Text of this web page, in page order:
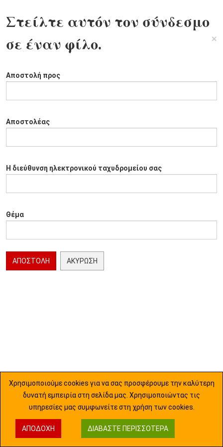
Στείλτε αυτόν τον σύνδεσμο
σε έναν φίλο.
×
Αποστολή προς
Αποστολέας
Η διεύθυνση ηλεκτρονικού ταχυδρομείου σας
Θέμα
ΑΠΟΣΤΟΛΉ ΑΚΎΡΩΣΗ
Χρησιμοποιούμε cookies για να σας προσφέρουμε την καλύτερη
δυνατή εμπειρία στη σελίδα μας. Χρησιμοποιώντας τις
υπηρεσίες μας συμφωνείτε στη χρήση των cookies.
ΑΠΟΔΟΧΉ ΔΙΑΒΆΣΤΕ ΠΕΡΙΣΣΌΤΕΡΑ